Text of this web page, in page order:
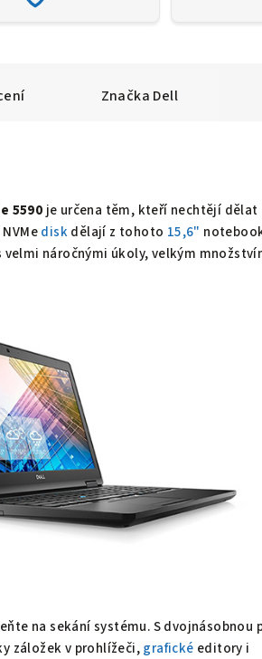
Značka Dell
5590 je určena těm, kteří nechtějí dělat
diskdělají z tohoto 15,6"
náročnými úkoly, velkým
na sekání systému. S dvojnásobnou
záložek v prohlížeči,grafické editory i